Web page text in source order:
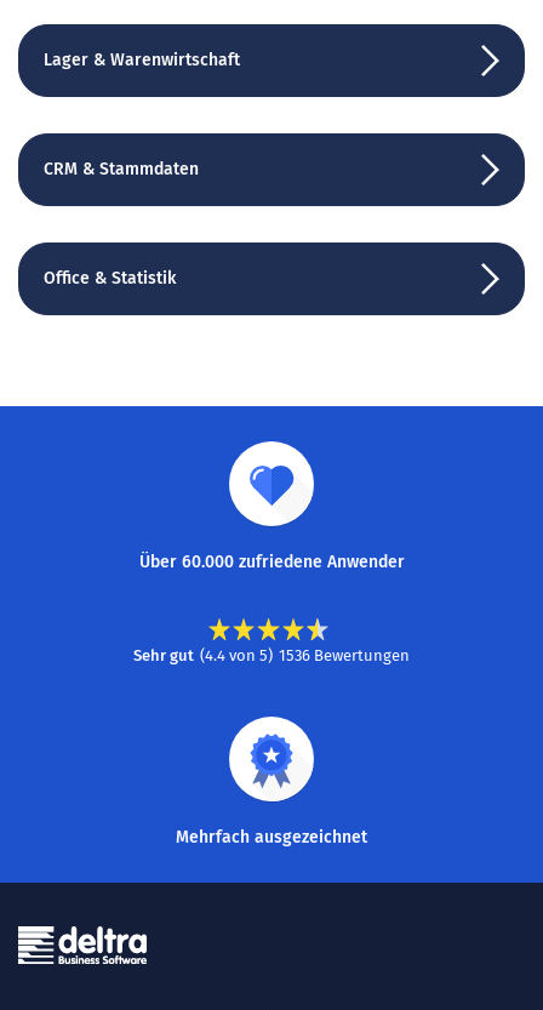
Lager & Warenwirtschaft
CRM & Stammdaten
Office & Statistik
Über 60.000 zufriedene Anwender
Sehr gut (4.4 von 5) 1536 Bewertungen
Mehrfach ausgezeichnet